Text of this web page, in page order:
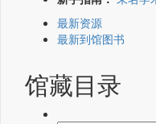
最新资源
最新到馆图书
馆藏目录